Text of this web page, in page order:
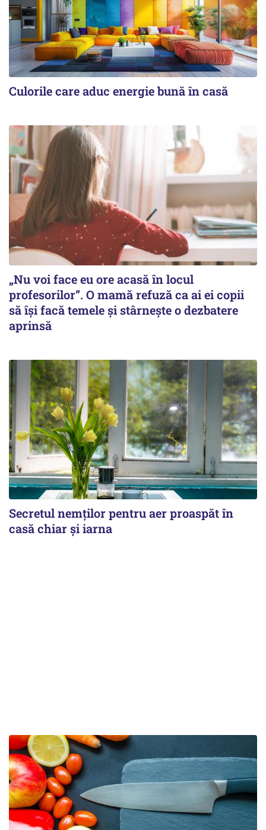
Culorile care aduc energie bună în casă
„Nu voi face eu ore acasă în locul
profesorilor”. O mamă refuză ca ai ei copii
să își facă temele și stârnește o dezbatere
aprinsă
Secretul nemților pentru aer proaspăt în
casă chiar și iarna